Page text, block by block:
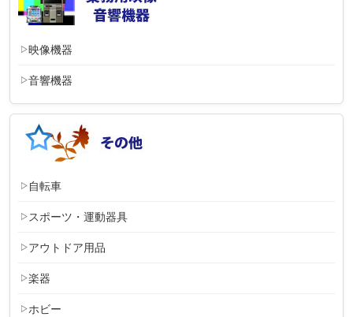
映像機器
音響機器
自転車
スポーツ・運動器具
アウトドア用品
楽器
ホビー